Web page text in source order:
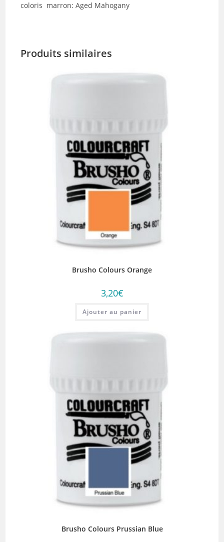
coloris marron: Aged Mahogany
Produits similaires
Brusho Colours Orange
3,20€
Ajouter au panier
Brusho Colours Prussian Blue